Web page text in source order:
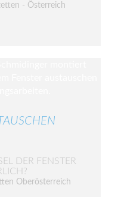
- Österreich
DER FENSTER
Oberösterreich